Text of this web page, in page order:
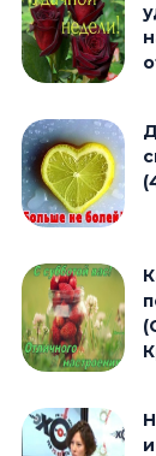
Душевные
Картинки - Яркие и красивые
Настоящая Ольга Журавлева